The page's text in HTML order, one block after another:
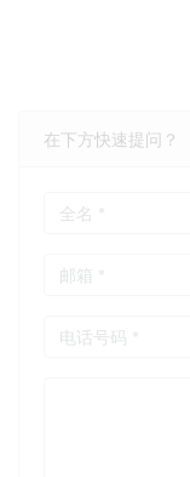
在下方快速提问？